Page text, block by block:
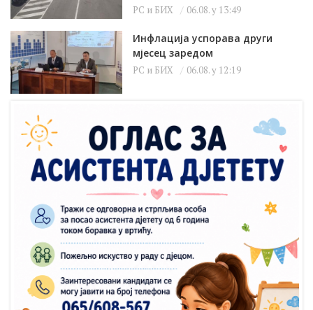
РС и БИХ 06.08. у 13:49
Инфлација успорава други
мјесец заредом
РС и БИХ 06.08. у 12:19